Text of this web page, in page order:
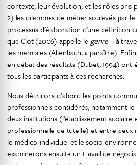
contexte, leur évolution, et les rôles pris
2) les dilemmes de métier soulevés par
processus d’élaboration d’une définition
que Clot (2006) appelle le genre– à
les membres (Allenbach, à paraître).
en débat des résultats (Dubet, 1994) ont
tous les participants à ces recherches.
Nous décrirons d’abord les points
professionnels considérés, notamment
deux institutions (l’établissement
professionnelle de tutelle) et entre deux
le médico-individuel et le socio-
examinerons ensuite un travail de